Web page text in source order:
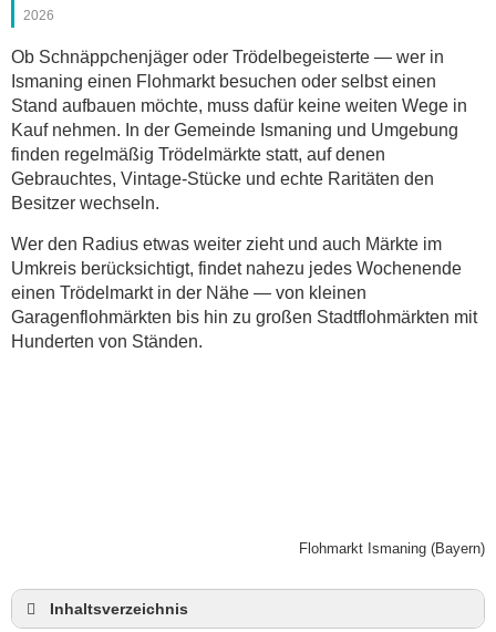
2026
Ob Schnäppchenjäger oder Trödelbegeisterte — wer in
Ismaning einen Flohmarkt besuchen oder selbst einen
Stand aufbauen möchte, muss dafür keine weiten Wege in
Kauf nehmen. In der Gemeinde Ismaning und Umgebung
finden regelmäßig Trödelmärkte statt, auf denen
Gebrauchtes, Vintage-Stücke und echte Raritäten den
Besitzer wechseln.
Wer den Radius etwas weiter zieht und auch Märkte im
Umkreis berücksichtigt, findet nahezu jedes Wochenende
einen Trödelmarkt in der Nähe — von kleinen
Garagenflohmärkten bis hin zu großen Stadtflohmärkten mit
Hunderten von Ständen.
Flohmarkt Ismaning (Bayern)
Inhaltsverzeichnis